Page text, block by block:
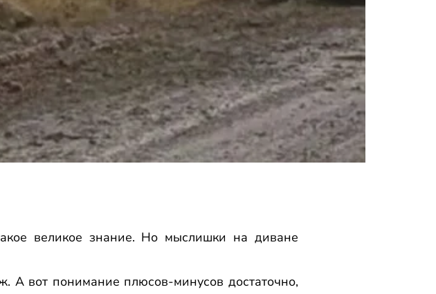
великое знание. Но мыслишки на диване
А вот понимание плюсов-минусов достаточно,